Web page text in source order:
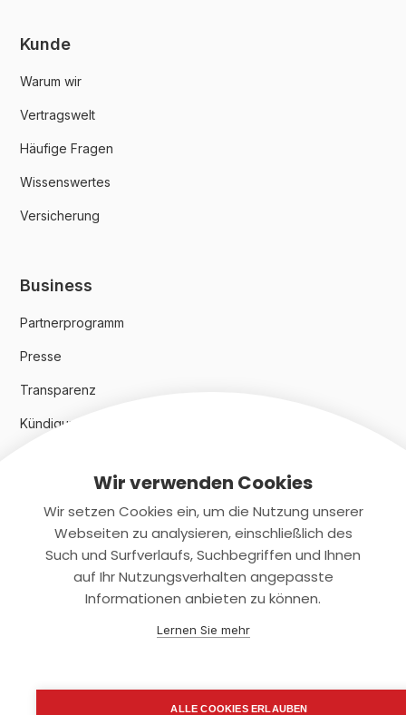
Kunde
Warum wir
Vertragswelt
Häufige Fragen
Wissenswertes
Versicherung
Business
Partnerprogramm
Presse
Transparenz
Kündigungsindex 2024
Rechtliches
Datenschutz
Wir verwenden Cookies
Wir setzen Cookies ein, um die Nutzung unserer
Webseiten zu analysieren, einschließlich des
Such und Surfverlaufs, Suchbegriffen und Ihnen
auf Ihr Nutzungsverhalten angepasste
Informationen anbieten zu können.
Lernen Sie mehr
ALLE COOKIES ERLAUBEN